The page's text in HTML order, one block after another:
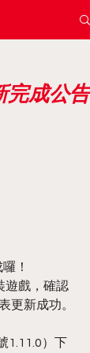
完成公告
！
更新成功。
1.11.0）下